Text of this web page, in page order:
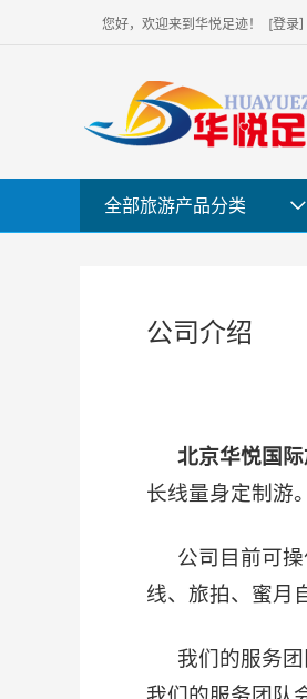
您好，欢迎来到华悦足迹！ [登录]
全部旅游产品分类
公司介绍
北京华悦国
长线量身定制游
公司目前可
线、旅拍、蜜月
我们的服务